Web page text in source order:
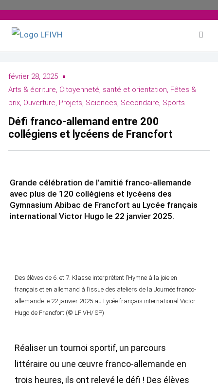
au
contenu
février 28, 2025
Arts & écriture, Citoyenneté, santé et orientation, Fêtes &
prix, Ouverture, Projets, Sciences, Secondaire, Sports
Défi franco-allemand entre 200
collégiens et lycéens de Francfort
Grande célébration de l’amitié franco-allemande
avec plus de 120 collégiens et lycéens des
Gymnasium Abibac de Francfort au Lycée français
international Victor Hugo le 22 janvier 2025.
Des élèves de 6. et 7. Klasse interprètent l’Hymne à la joie en
français et en allemand à l’issue des ateliers de la Journée franco-
allemande le 22 janvier 2025 au Lycée français international Victor
Hugo de Francfort (© LFIVH/ SP)
Réaliser un tournoi sportif, un parcours
littéraire ou une œuvre franco-allemande en
trois heures, ils ont relevé le défi ! Des élèves